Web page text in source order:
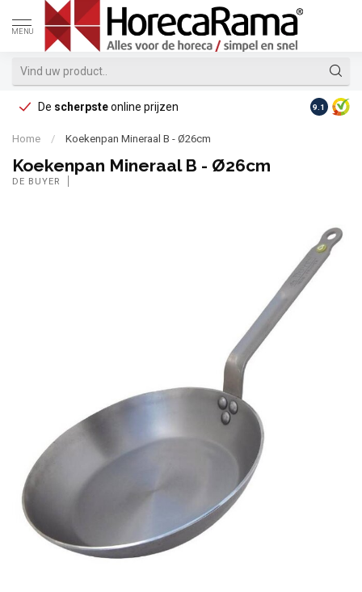
MENU
De scherpsteonline prijzen Op
9.1
Home / Koekenpan Mineraal B - Ø26cm
Koekenpan Mineraal B - Ø26cm
DE BUYER